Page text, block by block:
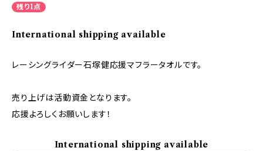
残り1点
International shipping available
レーシングライダー石塚健応援マフラータオルです。
売り上げは活動資金となります。
応援よろしくお願いします！
International shipping available